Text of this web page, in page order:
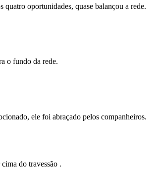
oportunidades, quase balançou a rede.
o fundo da rede.
ele foi abraçado pelos companheiros.
do travessão .